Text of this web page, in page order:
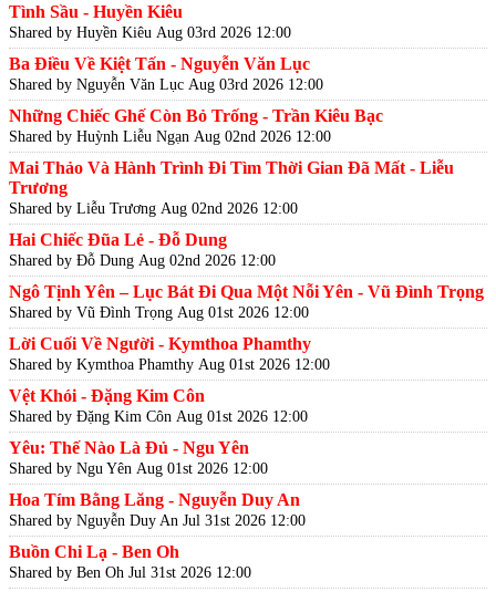
Tình Sầu - Huyền Kiêu
Shared by Huyền Kiêu Aug 03rd 2026 12:00
Ba Điều Về Kiệt Tấn - Nguyễn Văn Lục
Shared by Nguyễn Văn Lục Aug 03rd 2026 12:00
Những Chiếc Ghế Còn Bỏ Trống - Trần Kiêu Bạc
Shared by Huỳnh Liễu Ngạn Aug 02nd 2026 12:00
Mai Thảo Và Hành Trình Đi Tìm Thời Gian Đã Mất - Liễu
Trương
Shared by Liễu Trương Aug 02nd 2026 12:00
Hai Chiếc Đũa Lẻ - Đỗ Dung
Shared by Đỗ Dung Aug 02nd 2026 12:00
Ngô Tịnh Yên – Lục Bát Đi Qua Một Nỗi Yên - Vũ Đình Trọng
Shared by Vũ Đình Trọng Aug 01st 2026 12:00
Lời Cuối Về Người - Kymthoa Phamthy
Shared by Kymthoa Phamthy Aug 01st 2026 12:00
Vệt Khói - Đặng Kim Côn
Shared by Đặng Kim Côn Aug 01st 2026 12:00
Yêu: Thế Nào Là Đủ - Ngu Yên
Shared by Ngu Yên Aug 01st 2026 12:00
Hoa Tím Bằng Lăng - Nguyễn Duy An
Shared by Nguyễn Duy An Jul 31st 2026 12:00
Buồn Chi Lạ - Ben Oh
Shared by Ben Oh Jul 31st 2026 12:00